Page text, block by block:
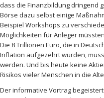
dass die Finanzbildung dringend
Börse dazu selbst einige
Beispiel Workshops zu
Möglichkeiten für Anleger
Die 8 Trillionen Euro, die in
Inflation aufgezehrt würden,
werden. Und bis heute keine
Risikos vieler Menschen in die
Der informative Vortrag